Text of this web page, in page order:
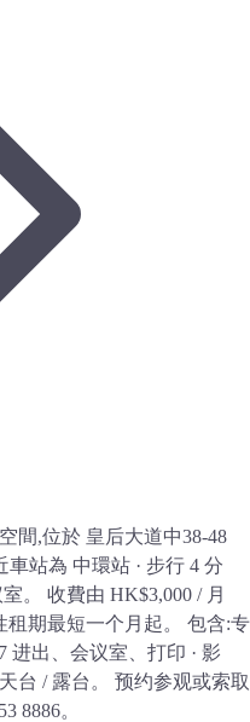
間,位於 皇后大道中38-48
車站為 中環站 · 步行 4 分
。 收費由 HK$3,000 / 月
期最短一个月起。 包含:专
进出、会议室、打印 · 影
台 / 露台。 预约参观或索取
8886。